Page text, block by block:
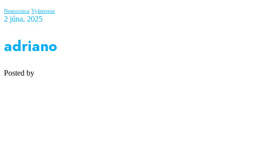
Nemocnica Vyšetrenie
2 júna, 2025
adriano
Posted by